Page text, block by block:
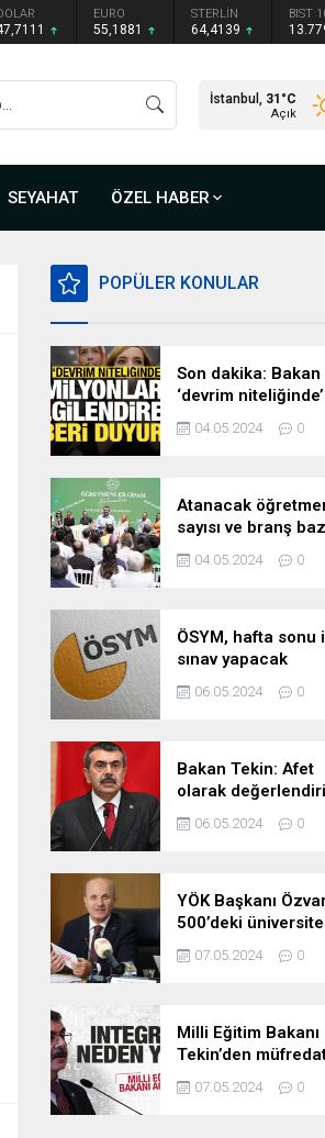
EURO
55,1881
STERLİN
64,4139
BIST
İstanbul, 31 °C
Açık
SEYAHAT ÖZEL HABER
POPÜLER KONULAR
Son dakika: Bakan
‘devrim niteliğinde’
deyip duyurdu!
Milyonları
04.05.2024 0
Atanacak
sayısı ve branş
kontenjan
pazartesi belli
04.05.2024 0
ÖSYM, hafta sonu
sınav yapacak
06.05.2024 0
Bakan Tekin: Afet
olarak
06.05.2024 0
YÖK Başkanı
500’deki üniversite
sayımızı 10’a
hedefliyoruz
07.05.2024 0
Milli Eğitim Bakanı
Tekin’den
açıklaması! İntegral
neden yok? İşte
07.05.2024 0